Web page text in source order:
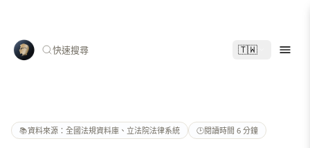
快速搜尋 🇹🇼
📚資料來源：全國法規資料庫、立法院法律系統 🕑閱讀時間 6 分鐘